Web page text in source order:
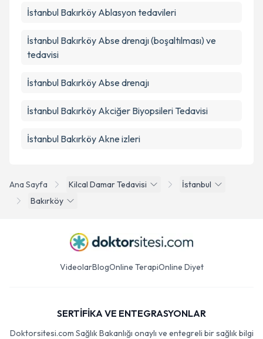
Ana Sayfa Kilcal Damar Tedavisi
İstanbul
Bakırköy
İstanbul Bakırköy Ablasyon tedavileri
İstanbul Bakırköy Abse drenajı (boşaltılması) ve
tedavisi
İstanbul Bakırköy Abse drenajı
İstanbul Bakırköy Akciğer Biyopsileri Tedavisi
İstanbul Bakırköy Akne izleri
VideolarBlogOnline TerapiOnline Diyet
SERTİFİKA VE ENTEGRASYONLAR
Doktorsitesi.com Sağlık Bakanlığı onaylı ve entegreli bir sağlık bilgi